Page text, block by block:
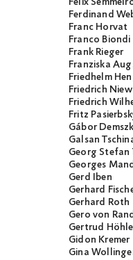
Ferdinand
Franc Horvat
Franco Biondi
Frank Rieger
Franziska
Friedhelm
Friedrich
Friedrich
Fritz
Gábor
Galsan
Georg Stefan
Georges
Gerd Iben
Gerhard
Gerhard Roth
Gero von
Gertrud
Gidon Kremer
Gina